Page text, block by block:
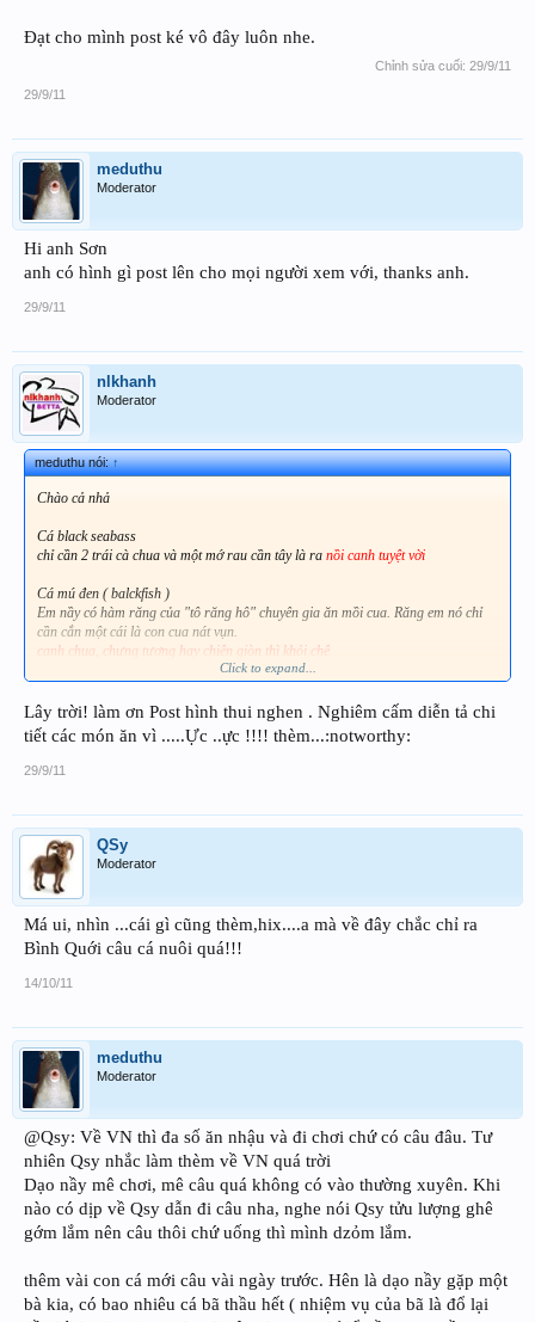
Đạt cho mình post ké vô đây luôn nhe.
Chỉnh sửa cuối: 29/9/11
29/9/11
meduthu
Moderator
Hi anh Sơn
anh có hình gì post lên cho mọi người xem với, thanks anh.
29/9/11
nlkhanh
Moderator
meduthu nói:↑
Chào cả nhả
Cá black seabass
chỉ cần 2 trái cà chua và một mớ rau cần tây là ra nồi canh tuyệt vời
Cá mú đen ( balckfish )
Em nầy có hàm răng của "tô răng hô" chuyên gia ăn mồi cua. Răng em nó chỉ
cần cắn một cái là con cua nát vụn.
canh chua, chưng tương hay chiên giòn thì khỏi chê
chiên xả ớtăn hết cơm hồi nào không hay
con chình biển nầynấu canh chua hay xào cà rithì mồi nầy mau hết lắm
Click to expand...
Lây trời! làm ơn Post hình thui nghen . Nghiêm cấm diễn tả chi
tiết các món ăn vì .....Ực ..ực !!!! thèm...:notworthy:
29/9/11
QSy
Moderator
Má ui, nhìn ...cái gì cũng thèm,hix....a mà về đây chắc chỉ ra
Bình Quới câu cá nuôi quá!!!
14/10/11
meduthu
Moderator
@Qsy: Về VN thì đa số ăn nhậu và đi chơi chứ có câu đâu. Tư
nhiên Qsy nhắc làm thèm về VN quá trời
Dạo nầy mê chơi, mê câu quá không có vào thường xuyên. Khi
nào có dịp về Qsy dẫn đi câu nha, nghe nói Qsy tửu lượng ghê
gớm lắm nên câu thôi chứ uống thì mình dzỏm lắm.
thêm vài con cá mới câu vài ngày trước. Hên là dạo nầy gặp một
bà kia, có bao nhiêu cá bã thầu hết ( nhiệm vụ của bã là đổ lại